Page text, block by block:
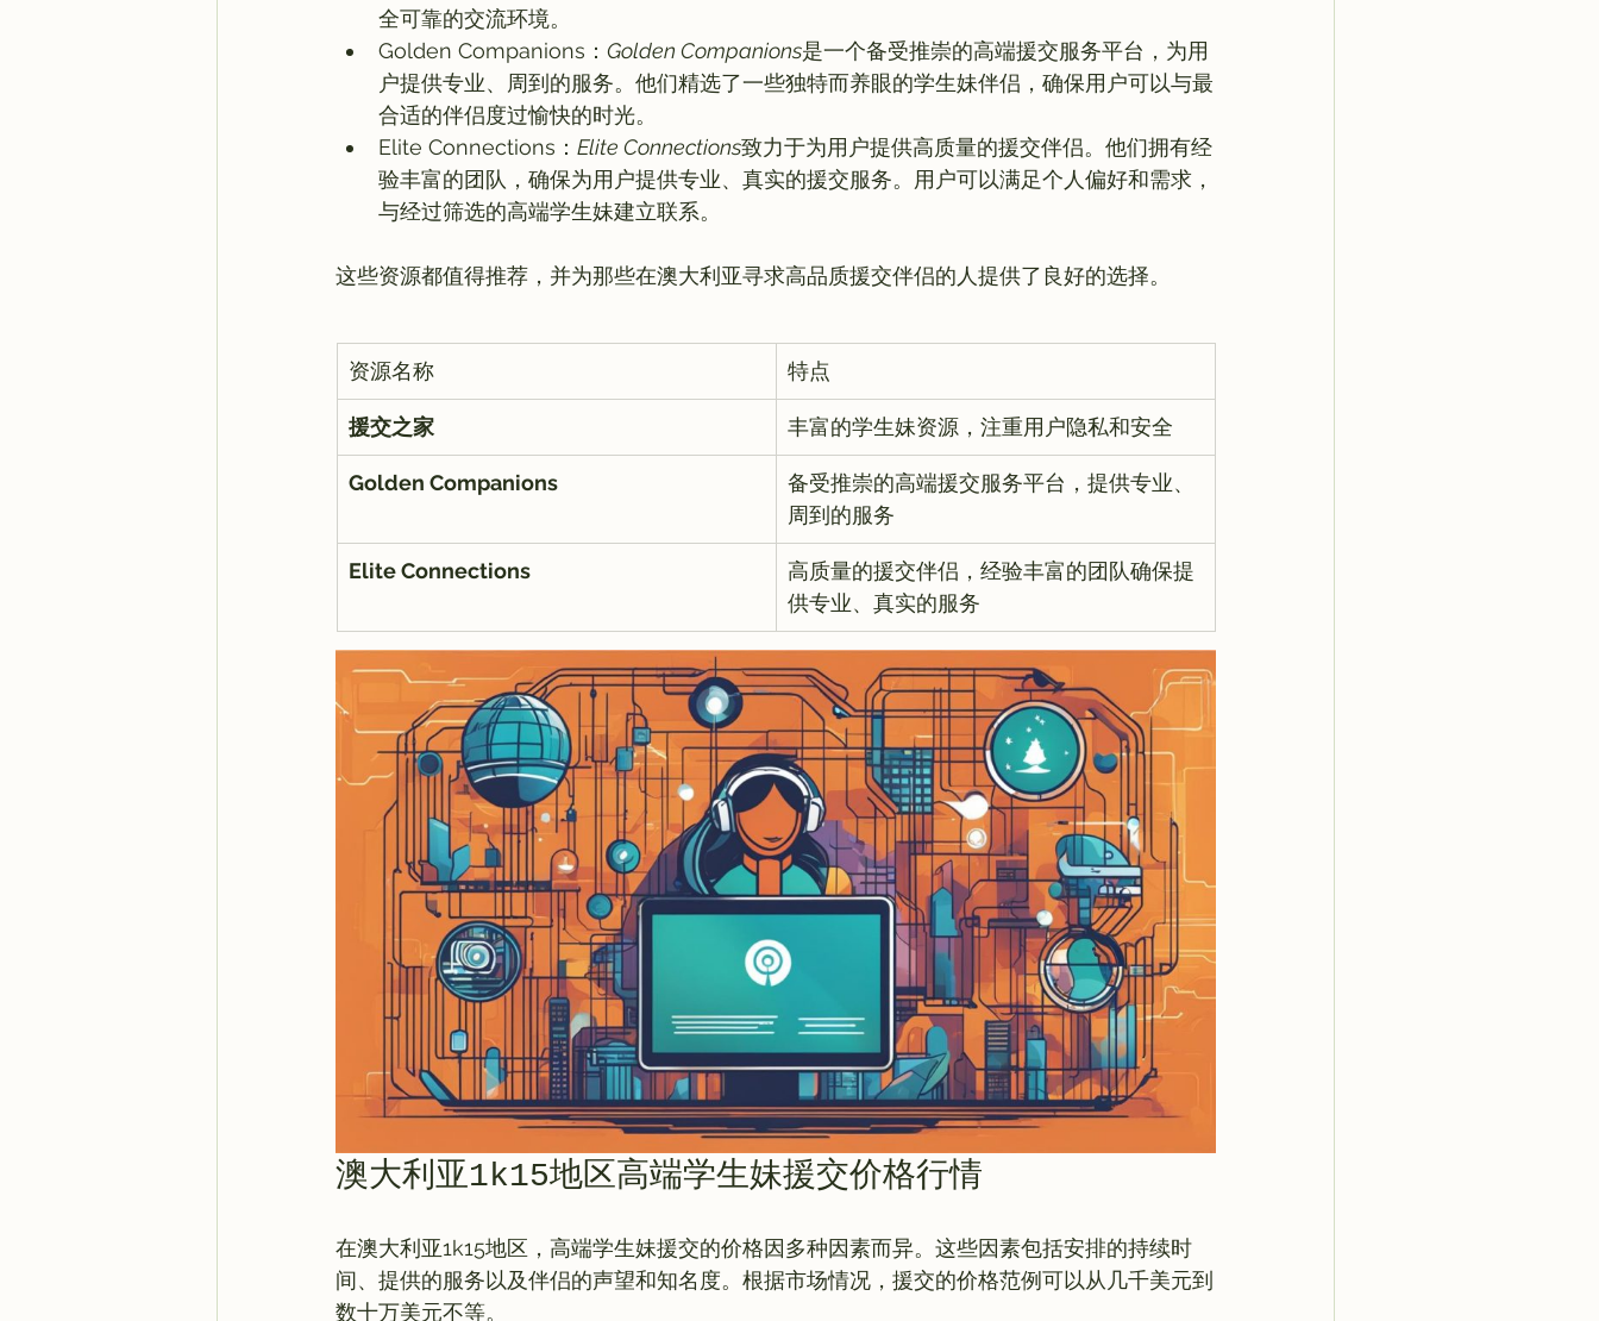
全可靠的交流环境。
Golden Companions： Golden Companions是一个备受推崇的高端援交服务平台，为用
户提供专业、周到的服务。他们精选了一些独特而养眼的学生妹伴侣，确保用户可以与最
合适的伴侣度过愉快的时光。
Elite Connections： Elite Connections致力于为用户提供高质量的援交伴侣。他们拥有经
验丰富的团队，确保为用户提供专业、真实的援交服务。用户可以满足个人偏好和需求，
与经过筛选的高端学生妹建立联系。
资源名称 特点
援交之家 丰富的学生妹资源，注重用户隐私和安全
Golden Companions
备受推崇的高端援交服务平台，提供专业、
周到的服务
Elite Connections
高质量的援交伴侣，经验丰富的团队确保提
供专业、真实的服务
澳大利亚1k15地区高端学生妹援交价格行情
在澳大利亚1k15地区，高端学生妹援交的价格因多种因素而异。这些因素包括安排的持续时
间、提供的服务以及伴侣的声望和知名度。根据市场情况，援交的价格范例可以从几千美元到
数十万美元不等。